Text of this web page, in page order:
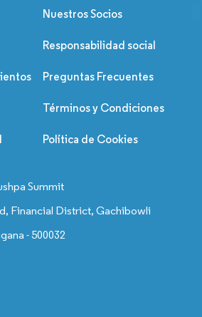
Nuestros Socios
Responsabilidad social
Preguntas Frecuentes
Términos y Condiciones
Política de Cookies
Summit
Financial District, Gachibowli
- 500032